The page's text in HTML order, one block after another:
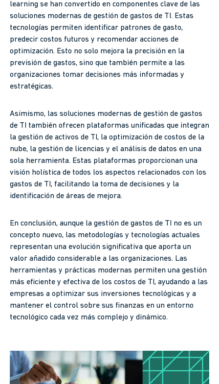
learning se han convertido en componentes clave de las
soluciones modernas de gestión de gastos de TI. Estas
tecnologías permiten identificar patrones de gasto,
predecir costos futuros y recomendar acciones de
optimización. Esto no solo mejora la precisión en la
previsión de gastos, sino que también permite a las
organizaciones tomar decisiones más informadas y
estratégicas.
Asimismo, las soluciones modernas de gestión de gastos
de TI también ofrecen plataformas unificadas que integran
la gestión de activos de TI, la optimización de costos de la
nube, la gestión de licencias y el análisis de datos en una
sola herramienta. Estas plataformas proporcionan una
visión holística de todos los aspectos relacionados con los
gastos de TI, facilitando la toma de decisiones y la
identificación de áreas de mejora.
En conclusión, aunque la gestión de gastos de TI no es un
concepto nuevo, las metodologías y tecnologías actuales
representan una evolución significativa que aporta un
valor añadido considerable a las organizaciones. Las
herramientas y prácticas modernas permiten una gestión
más eficiente y efectiva de los costos de TI, ayudando a las
empresas a optimizar sus inversiones tecnológicas y a
mantener el control sobre sus finanzas en un entorno
tecnológico cada vez más complejo y dinámico.